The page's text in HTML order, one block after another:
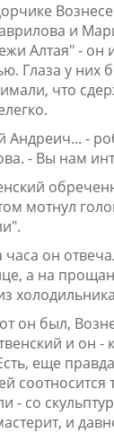
и
Алтая" - он
Глаза у них
что
Андреич... -
- Вы нам
мотнул
часа он
а на
он был,
и он -
еще
соотносится
- со
и